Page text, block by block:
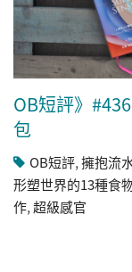
OB短評》
包
OB短評,擁抱流
形塑世界的13種食
作,超級感官